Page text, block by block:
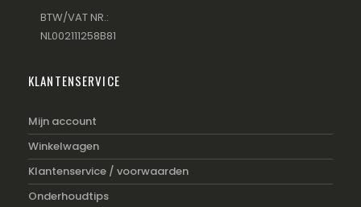
BTW/VAT NR.:
NL002111258B81
KLANTENSERVICE
Mijn account
Winkelwagen
Klantenservice / voorwaarden
Onderhoudtips